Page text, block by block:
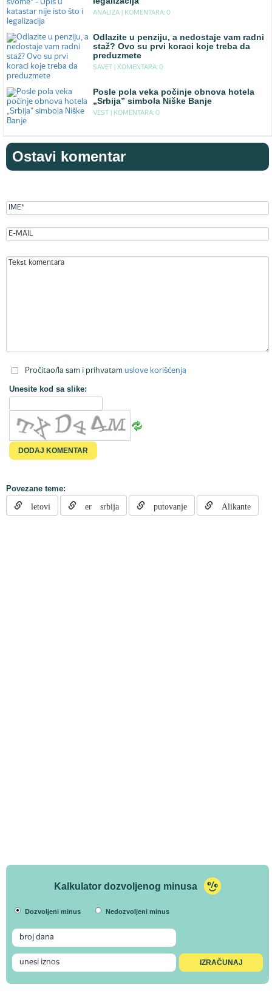
ANALIZA | KOMENTARA: 0
Odlazite u penziju, a nedostaje vam radni
staž? Ovo su prvi koraci koje treba da
preduzmete
SAVET | KOMENTARA: 0
Posle pola veka počinje obnova hotela
„Srbija” simbola Niške Banje
VEST | KOMENTARA: 0
Ostavi komentar
Pročitao/la sam i prihvatam uslove korišćenja
Unesite kod sa slike:
Povezane teme:
letovi er srbija putovanje Alikante
Kalkulator dozvoljenog minusa
Dozvoljeni minus Nedozvoljeni minus